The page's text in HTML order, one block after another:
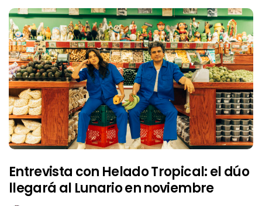
Entrevista con Helado Tropical: el dúo
llegará al Lunario en noviembre